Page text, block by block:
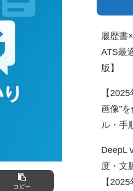
コピー
履歴書
ATS最
版】
【
画像”
ル・手
DeepL
度・文
【2025